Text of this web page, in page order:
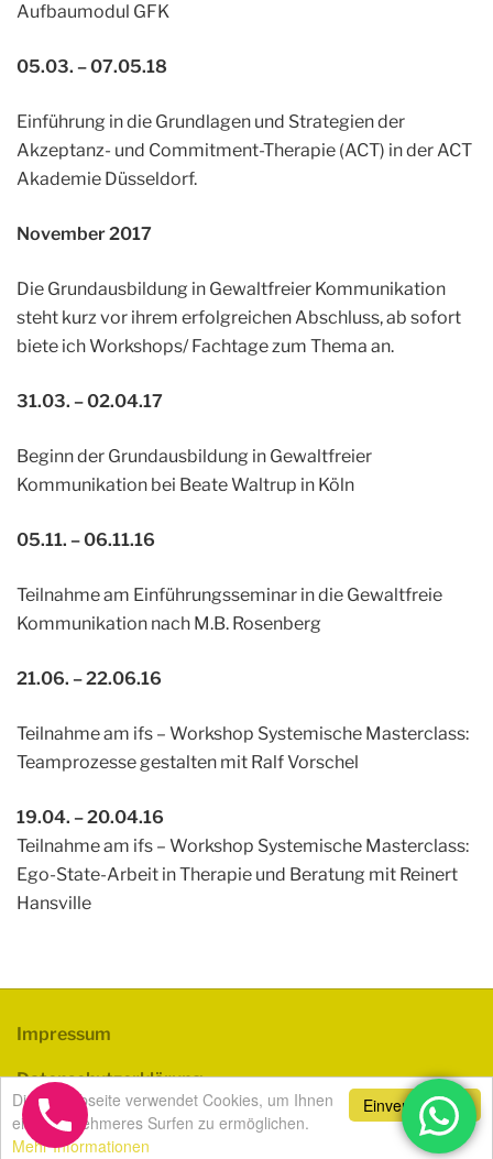
Einverstanden!
Diese Webseite verwendet Cookies, um Ihnen
ein angenehmeres Surfen zu ermöglichen.
Mehr Informationen
Aufbaumodul GFK
05.03. – 07.05.18
Einführung in die Grundlagen und Strategien der
Akzeptanz- und Commitment-Therapie (ACT) in der ACT
Akademie Düsseldorf.
November 2017
Die Grundausbildung in Gewaltfreier Kommunikation
steht kurz vor ihrem erfolgreichen Abschluss, ab sofort
biete ich Workshops/ Fachtage zum Thema an.
31.03. – 02.04.17
Beginn der Grundausbildung in Gewaltfreier
Kommunikation bei Beate Waltrup in Köln
05.11. – 06.11.16
Teilnahme am Einführungsseminar in die Gewaltfreie
Kommunikation nach M.B. Rosenberg
21.06. – 22.06.16
Teilnahme am ifs – Workshop Systemische Masterclass:
Teamprozesse gestalten mit Ralf Vorschel
19.04. – 20.04.16
Teilnahme am ifs – Workshop Systemische Masterclass:
Ego-State-Arbeit in Therapie und Beratung mit Reinert
Hansville
Impressum
Datenschutzerklärung
Copyright © 2018 Katja Möller-Rumann